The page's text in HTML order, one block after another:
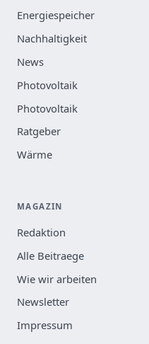
Energiespeicher
Nachhaltigkeit
News
Photovoltaik
Photovoltaik
Ratgeber
Wärme
MAGAZIN
Redaktion
Alle Beitraege
Wie wir arbeiten
Newsletter
Impressum